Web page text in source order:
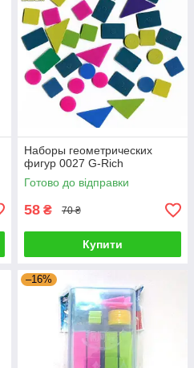
Наборы геометрических
фигур 0027 G-Rich
Готово до відправки
58 ₴ 70 ₴
Купити
–16%